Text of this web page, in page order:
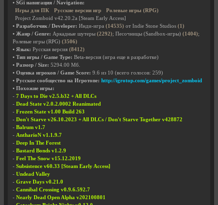
• SGi навигация / Navigation:
Игры для ПК
Русские версии игр
Ролевые игры (RPG)
Project Zomboid v42.20.2a [Steam Early Access]
• Разработчик / Developer: Инди-игра (14535) от Indie Stone Studios (1)
• Жанр / Genre: Аркадные шутеры (2292); Песочницы (Sandbox-игры) (1404);
Ролевые игры (RPG) (3506)
• Язык: Русская версия (8412)
• Тип игры / Game Type: Beta-версия (игра еще в разработке)
• Размер / Size: 5294.00 Мб.
• Оценка игроков / Game Score: 9.6 из 10 (всего голосов: 259)
• Русское сообщество на Игротопе: http://igrotop.com/games/project_zomboid
• Похожие игры:
- 7 Days to Die v2.5.b32 + All DLCs
- Dead State v2.0.2.0002 Reanimated
- Frozen State v1.00 Build 263
- Don't Starve v26.10.2023 + All DLCs / Don't Starve Together v428872
- Balrum v1.7
- AntharioN v1.1.9.7
- Deep In The Forest
- Bastard Bonds v1.2.9
- Feel The Snow v15.12.2019
- Subsistence v60.33 [Steam Early Access]
- Undead Valley
- Grave Days v0.21.0
- Cannibal Crossing v0.9.6.592.7
- Nearly Dead Open Alpha v202100801